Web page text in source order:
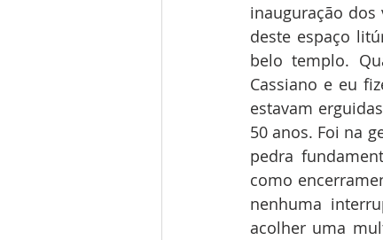
inauguração
deste espaço
belo templo.
Cassiano e eu
estavam
50 anos. Foi na
pedra
como
nenhuma
acolher uma